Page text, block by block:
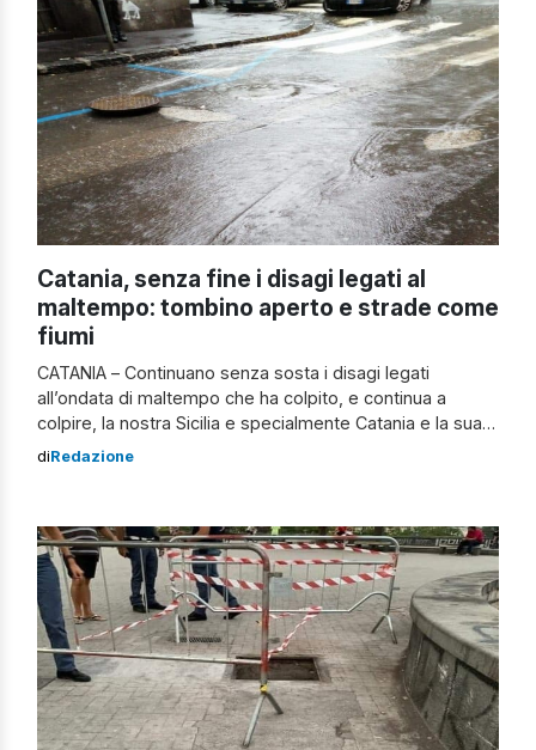
Catania, senza fine i disagi legati al
maltempo: tombino aperto e strade come
fiumi
CATANIA – Continuano senza sosta i disagi legati
all’ondata di maltempo che ha colpito, e continua a
colpire, la nostra Sicilia e specialmente Catania e la sua
provincia. Oltre alla caduta di detriti, alberi e il fango che
diRedazione